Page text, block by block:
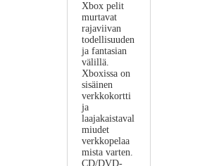
Xbox pelit
murtavat
rajaviivan
todellisuuden
ja fantasian
välillä.
Xboxissa on
sisäinen
verkkokortti
ja
laajakaistaval
miudet
verkkopelaa
mista varten.
CD/DVD-